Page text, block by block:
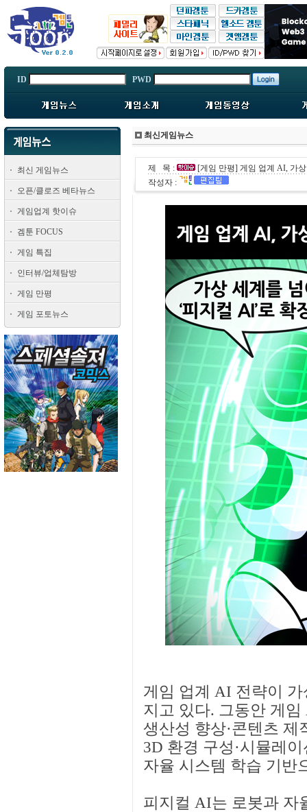
ID PWD
최신 게임뉴스
오픈/클로즈 베타뉴스
게임업계 핫이슈
겜툰 FOCUS
게임 특집
인터뷰/업체탐방
게임 만평
게임 포토뉴스
최신게임뉴스
제 목 :
[게임 만평] 게임 업계 AI, 가상
작성자 :
게임 업계 AI 전략이
지고 있다. 그동안 게임
생산성 향상·콘텐츠
3D 환경 구성·시뮬레
자율 시스템 학습 기반
피지컬 AI는 로봇과 자